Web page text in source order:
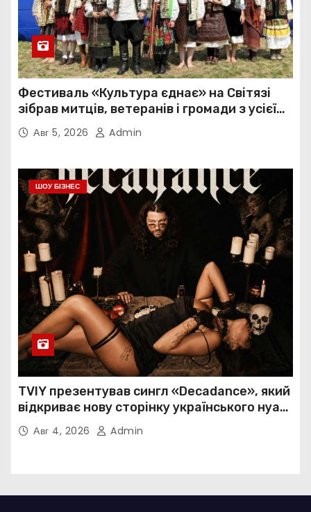
Фестиваль «Культура єднає» на Світязі
зібрав митців, ветеранів і громади з усієї
України
Авг 5, 2026 Admin
ШОУ БІЗНЕС
TVIY презентував сингл «Decadance», який
відкриває нову сторінку українського нуар-
попуАвг 4, 2026 Admin